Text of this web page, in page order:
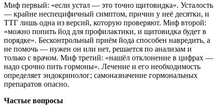
Миф первый: «если устал — это точно щитовидка». Усталость
— крайне неспецифичный симптом, причин у неё десятки, и
ТТГ лишь одна из версий, которую проверяют. Миф второй:
«можно попить йод для профилактики, и щитовидка будет в
порядке». Бесконтрольный приём йода способен навредить, а
не помочь — нужен он или нет, решается по анализам и
только с врачом. Миф третий: «нашёл отклонение в цифрах —
надо срочно пить гормоны». Лечение и его необходимость
определяет эндокринолог; самоназначение гормональных
препаратов опасно.
Частые вопросы